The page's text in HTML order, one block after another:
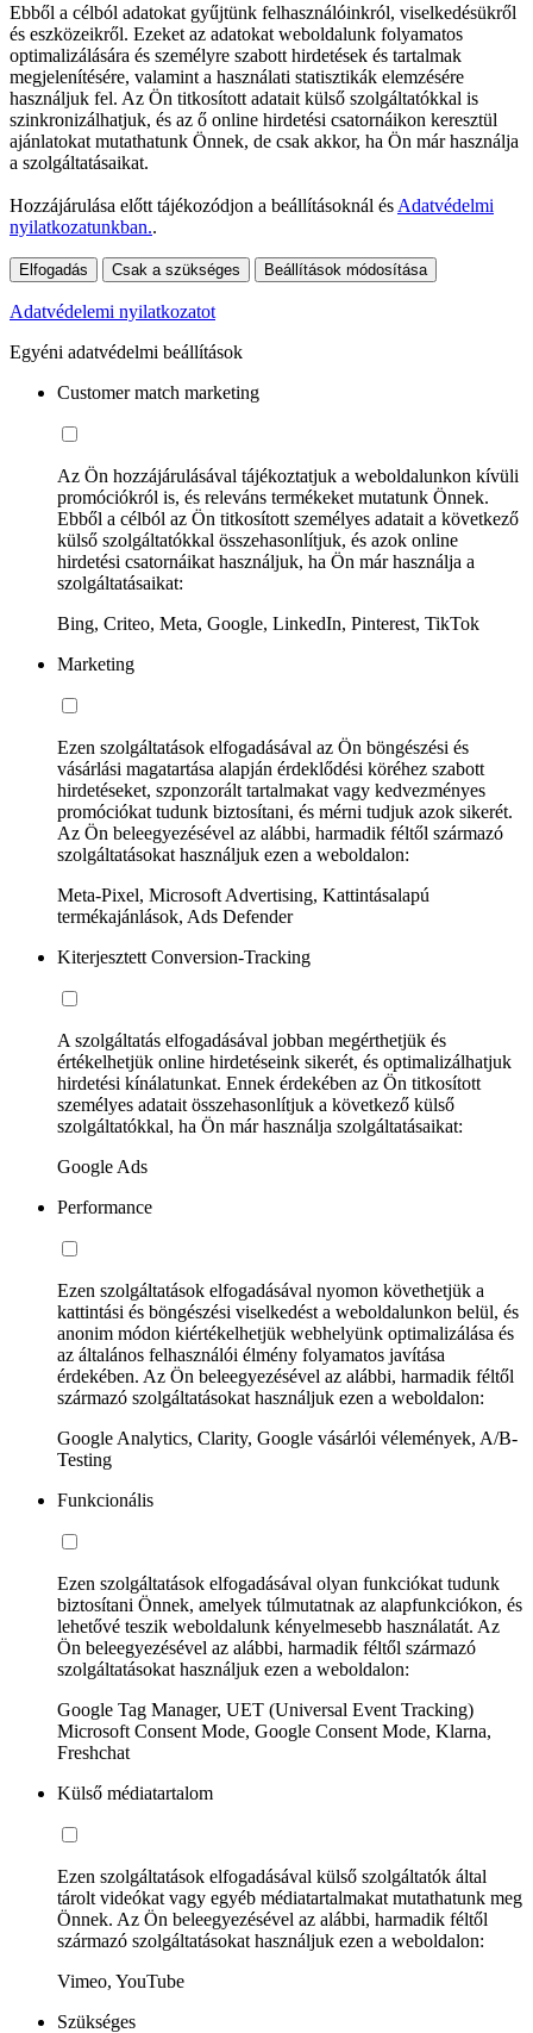
Ebből a célból adatokat gyűjtünk felhasználóinkról, viselkedésükről
és eszközeikről. Ezeket az adatokat weboldalunk folyamatos
optimalizálására és személyre szabott hirdetések és tartalmak
megjelenítésére, valamint a használati statisztikák elemzésére
használjuk fel. Az Ön titkosított adatait külső szolgáltatókkal is
szinkronizálhatjuk, és az ő online hirdetési csatornáikon keresztül
ajánlatokat mutathatunk Önnek, de csak akkor, ha Ön már használja
a szolgáltatásaikat.
Hozzájárulása előtt tájékozódjon a beállításoknál és Adatvédelmi
nyilatkozatunkban..
Elfogadás Csak a szükséges Beállítások módosítása
Adatvédelemi nyilatkozatot
Egyéni adatvédelmi beállítások
Customer match marketing
Az Ön hozzájárulásával tájékoztatjuk a weboldalunkon kívüli
promóciókról is, és releváns termékeket mutatunk Önnek.
Ebből a célból az Ön titkosított személyes adatait a következő
külső szolgáltatókkal összehasonlítjuk, és azok online
hirdetési csatornáikat használjuk, ha Ön már használja a
szolgáltatásaikat:
Bing, Criteo, Meta, Google, LinkedIn, Pinterest, TikTok
Marketing
Ezen szolgáltatások elfogadásával az Ön böngészési és
vásárlási magatartása alapján érdeklődési köréhez szabott
hirdetéseket, szponzorált tartalmakat vagy kedvezményes
promóciókat tudunk biztosítani, és mérni tudjuk azok sikerét.
Az Ön beleegyezésével az alábbi, harmadik féltől származó
szolgáltatásokat használjuk ezen a weboldalon:
Meta-Pixel, Microsoft Advertising, Kattintásalapú
termékajánlások, Ads Defender
Kiterjesztett Conversion-Tracking
A szolgáltatás elfogadásával jobban megérthetjük és
értékelhetjük online hirdetéseink sikerét, és optimalizálhatjuk
hirdetési kínálatunkat. Ennek érdekében az Ön titkosított
személyes adatait összehasonlítjuk a következő külső
szolgáltatókkal, ha Ön már használja szolgáltatásaikat:
Google Ads
Performance
Ezen szolgáltatások elfogadásával nyomon követhetjük a
kattintási és böngészési viselkedést a weboldalunkon belül, és
anonim módon kiértékelhetjük webhelyünk optimalizálása és
az általános felhasználói élmény folyamatos javítása
érdekében. Az Ön beleegyezésével az alábbi, harmadik féltől
származó szolgáltatásokat használjuk ezen a weboldalon:
Google Analytics, Clarity, Google vásárlói vélemények, A/B-
Testing
Funkcionális
Ezen szolgáltatások elfogadásával olyan funkciókat tudunk
biztosítani Önnek, amelyek túlmutatnak az alapfunkciókon, és
lehetővé teszik weboldalunk kényelmesebb használatát. Az
Ön beleegyezésével az alábbi, harmadik féltől származó
szolgáltatásokat használjuk ezen a weboldalon:
Google Tag Manager, UET (Universal Event Tracking)
Microsoft Consent Mode, Google Consent Mode, Klarna,
Freshchat
Külső médiatartalom
Ezen szolgáltatások elfogadásával külső szolgáltatók által
tárolt videókat vagy egyéb médiatartalmakat mutathatunk meg
Önnek. Az Ön beleegyezésével az alábbi, harmadik féltől
származó szolgáltatásokat használjuk ezen a weboldalon:
Vimeo, YouTube
Szükséges